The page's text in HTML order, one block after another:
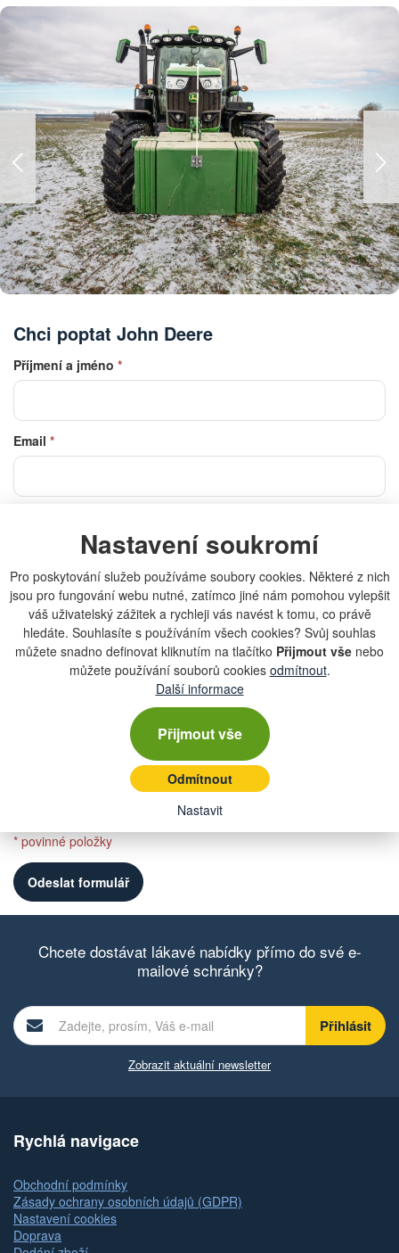
Nastavení soukromí
Pro poskytování služeb používáme soubory cookies. Některé z nich
jsou pro fungování webu nutné, zatímco jiné nám pomohou vylepšit
váš uživatelský zážitek a rychleji vás navést k tomu, co právě
hledáte. Souhlasíte s používáním všech cookies? Svůj souhlas
můžete snadno definovat kliknutím na tlačítko Přijmout vše nebo
můžete používání souborů cookies odmítnout.
Další informace
Přijmout vše
Odmítnout
Nastavit
Chci poptat John Deere
Příjmení a jméno *
Email *
Zpráva
zpracováním osobních údajů
* povinné položky
Chcete dostávat lákavé nabídky přímo do své e-
mailové schránky?
Zobrazit aktuální newsletter
Rychlá navigace
Obchodní podmínky
Zásady ochrany osobních údajů (GDPR)
Nastavení cookies
Doprava